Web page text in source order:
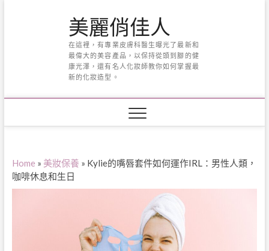
美麗俏佳人
在這裡，有專業皮膚科醫生曝光了最新和
最偉大的美容產品，以保持從頭到腳的健
康光澤，還有名人化妝師教你如何掌握最
新的化妝造型。
Home » 美妝保養 » Kylie的嘴唇套件如何運作IRL：男性人類，
咖啡休息和生日